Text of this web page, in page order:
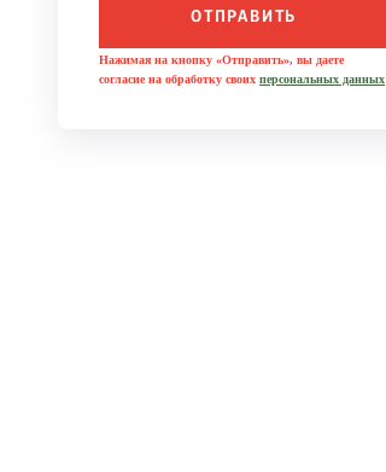
ОТПРАВИТЬ
Нажимая на кнопку «Отправить», вы даете
согласие на обработку своих персональных данных